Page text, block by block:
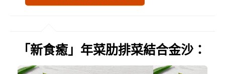
「新食癒」年菜肋排菜結合金沙：